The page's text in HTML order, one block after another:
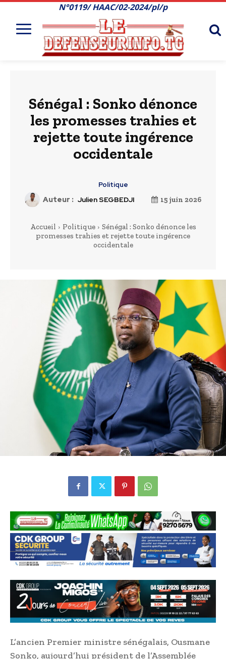
N°0119/ HAAC/02-2024/pl/p
Sénégal : Sonko dénonce
les promesses trahies et
rejette toute ingérence
occidentale
Politique
Auteur : Julien SEGBEDJI 15 juin 2026
Accueil Politique
Sénégal : Sonko dénonce les
promesses trahies et rejette toute ingérence
occidentale
L’ancien Premier ministre sénégalais, Ousmane
Sonko, aujourd’hui président de l’Assemblée